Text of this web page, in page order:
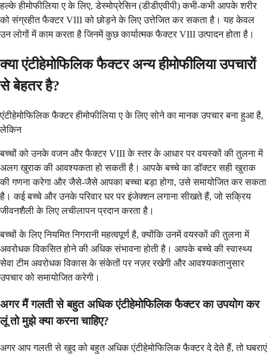
हल्के हीमोफीलिया ए के लिए, डेस्मोप्रेसिन (डीडीएवीपी) कभी-कभी आपके शरीर
को संग्रहीत फैक्टर VIII को छोड़ने के लिए उत्तेजित कर सकता है। यह केवल
उन लोगों में काम करता है जिनमें कुछ कार्यात्मक फैक्टर VIII उत्पादन होता है।
क्या एंटीहेमोफिलिक फैक्टर अन्य हीमोफीलिया उपचारों
से बेहतर है?
एंटीहेमोफिलिक फैक्टर हीमोफीलिया ए के लिए सोने का मानक उपचार बना हुआ है,
लेकिन
बच्चों को उनके वजन और फैक्टर VIII के स्तर के आधार पर वयस्कों की तुलना में
अलग खुराक की आवश्यकता हो सकती है। आपके बच्चे का डॉक्टर सही खुराक
की गणना करेगा और जैसे-जैसे आपका बच्चा बड़ा होगा, उसे समायोजित कर सकता
है। कई बच्चे और उनके परिवार घर पर इंजेक्शन लगाना सीखते हैं, जो सक्रिय
जीवनशैली के लिए लचीलापन प्रदान करता है।
बच्चों के लिए नियमित निगरानी महत्वपूर्ण है, क्योंकि उनमें वयस्कों की तुलना में
अवरोधक विकसित होने की अधिक संभावना होती है। आपके बच्चे की स्वास्थ्य
सेवा टीम अवरोधक विकास के संकेतों पर नज़र रखेगी और आवश्यकतानुसार
उपचार को समायोजित करेगी।
अगर मैं गलती से बहुत अधिक एंटीहेमोफिलिक फैक्टर का उपयोग कर
लूं तो मुझे क्या करना चाहिए?
अगर आप गलती से खुद को बहुत अधिक एंटीहेमोफिलिक फैक्टर दे देते हैं, तो घबराएं